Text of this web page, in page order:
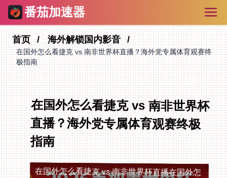
番茄加速器
首页 海外解锁国内影音
在国外怎么看捷克 vs 南非世界杯直播？海外党专属体育观赛终
极指南
在国外怎么看捷克 vs 南非世界杯
直播？海外党专属体育观赛终极
指南
在国外怎么看捷克 vs 南非世界杯直播在国外怎
么看捷克 vs 南非世界杯直播？海外党专属体育